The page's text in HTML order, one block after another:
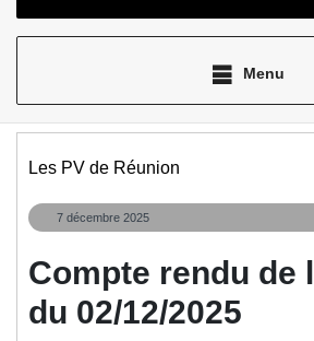
Menu
Les PV de Réunion
7 décembre 2025
décembre
Compte rendu de
du 02/12/2025